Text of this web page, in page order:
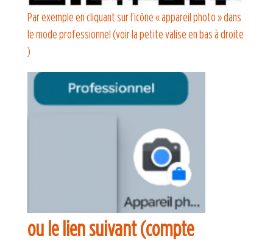
Par exemple en cliquant sur l’icône « appareil photo » dans
le mode professionnel (voir la petite valise en bas à droite
)
ou le lien suivant (compte